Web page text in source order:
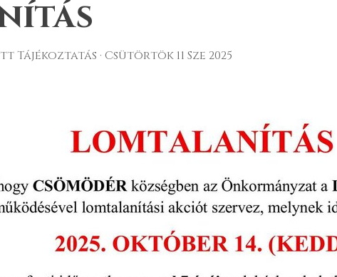
Tájékoztatás · Csütörtök 11 Sze 2025